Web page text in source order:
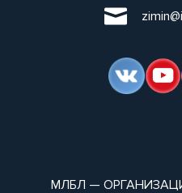
МЛБЛ —